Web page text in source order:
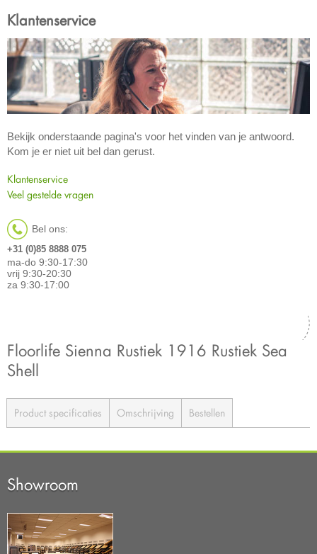
Klantenservice
Bekijk onderstaande pagina's voor het vinden van je antwoord.
Kom je er niet uit bel dan gerust.
Klantenservice
Veel gestelde vragen
Bel ons:
+31 (0)85 8888 075
ma-do 9:30-17:30
vrij 9:30-20:30
za 9:30-17:00
Floorlife Sienna Rustiek 1916 Rustiek Sea
Shell
Product specificaties Omschrijving Bestellen
Showroom